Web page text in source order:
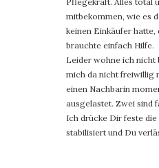
mitbekommen, wie es
keinen Einkäufer hatte,
brauchte einfach Hilfe.
Leider wohne ich nicht
mich da nicht freiwillig
einen Nachbarin
ausgelastet. Zwei sind
Ich drücke Dir feste
stabilisiert und Du